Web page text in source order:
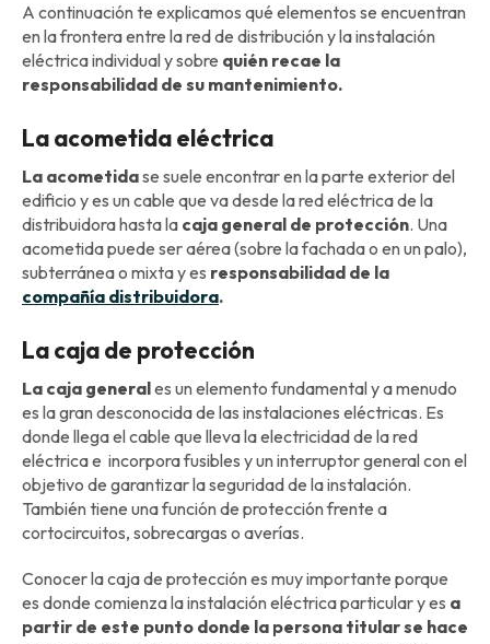
A continuación te explicamos qué elementos se encuentran
en la frontera entre la red de distribución y la instalación
eléctrica individual y sobre quién recae la
responsabilidad de su mantenimiento.
La acometida eléctrica
La acometidase suele encontrar en la parte exterior del
edificio y es un cable que va desde la red eléctrica de la
distribuidora hasta la caja general de protección. Una
acometida puede ser aérea (sobre la fachada o en un palo),
subterránea o mixta y es responsabilidad de la
compañía distribuidora.
La caja de protección
La caja generales un elemento fundamental y a menudo
es la gran desconocida de las instalaciones eléctricas. Es
donde llega el cable que lleva la electricidad de la red
eléctrica e incorpora fusibles y un interruptor general con el
objetivo de garantizar la seguridad de la instalación.
También tiene una función de protección frente a
cortocircuitos, sobrecargas o averías.
Conocer la caja de protección es muy importante porque
es donde comienza la instalación eléctrica particular y es a
partir de este punto donde la persona titular se hace